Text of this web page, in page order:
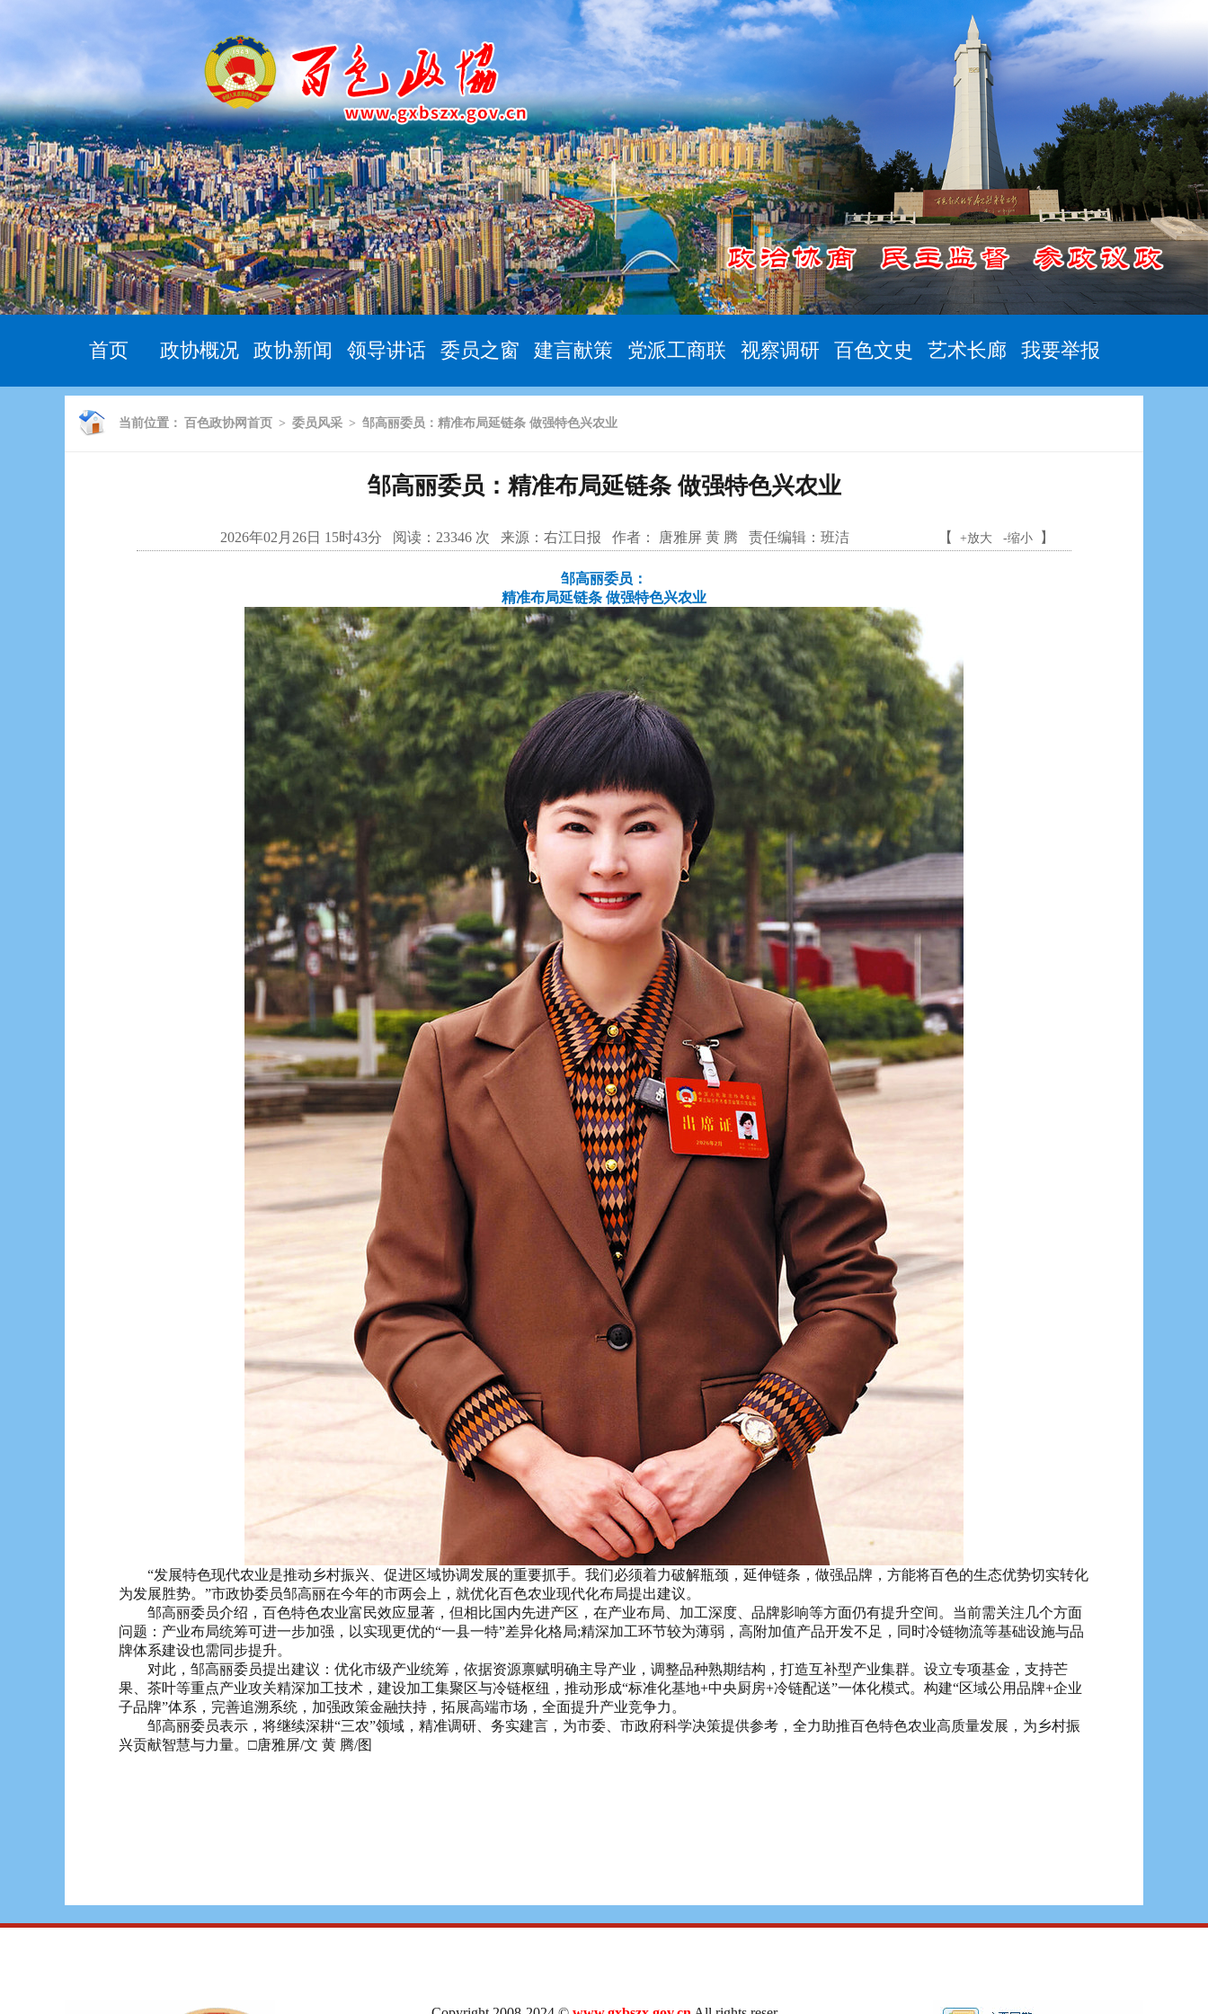
首页 政协概况 政协新闻 领导讲话 委员之窗 建言献策 党派工商联 视察调研 百色文史 艺术长廊 我要举报
当前位置： 百色政协网首页 > 委员风采 > 邹高丽委员：精准布局延链条 做强特色兴农业
邹高丽委员：精准布局延链条 做强特色兴农业
2026年02月26日 15时43分 阅读： 23346 次 来源： 右江日报 作者： 唐雅屏 黄 腾 责任编辑： 班洁 【 +放大 -缩小】
邹高丽委员：
精准布局延链条 做强特色兴农业
“发展特色现代农业是推动乡村振兴、促进区域协调发展的重要抓手。我们必须着力破解瓶颈，延伸链条，做强品牌，方能将百色的生态优势切实转化
为发展胜势。”市政协委员邹高丽在今年的市两会上，就优化百色农业现代化布局提出建议。
邹高丽委员介绍，百色特色农业富民效应显著，但相比国内先进产区，在产业布局、加工深度、品牌影响等方面仍有提升空间。当前需关注几个方面
问题：产业布局统筹可进一步加强，以实现更优的“一县一特”差异化格局;精深加工环节较为薄弱，高附加值产品开发不足，同时冷链物流等基础设施与品
牌体系建设也需同步提升。
对此，邹高丽委员提出建议：优化市级产业统筹，依据资源禀赋明确主导产业，调整品种熟期结构，打造互补型产业集群。设立专项基金，支持芒
果、茶叶等重点产业攻关精深加工技术，建设加工集聚区与冷链枢纽，推动形成“标准化基地+中央厨房+冷链配送”一体化模式。构建“区域公用品牌+企业
子品牌”体系，完善追溯系统，加强政策金融扶持，拓展高端市场，全面提升产业竞争力。
邹高丽委员表示，将继续深耕“三农”领域，精准调研、务实建言，为市委、市政府科学决策提供参考，全力助推百色特色农业高质量发展，为乡村振
兴贡献智慧与力量。□唐雅屏/文 黄 腾/图